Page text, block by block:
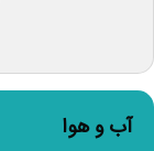
آب و هوا